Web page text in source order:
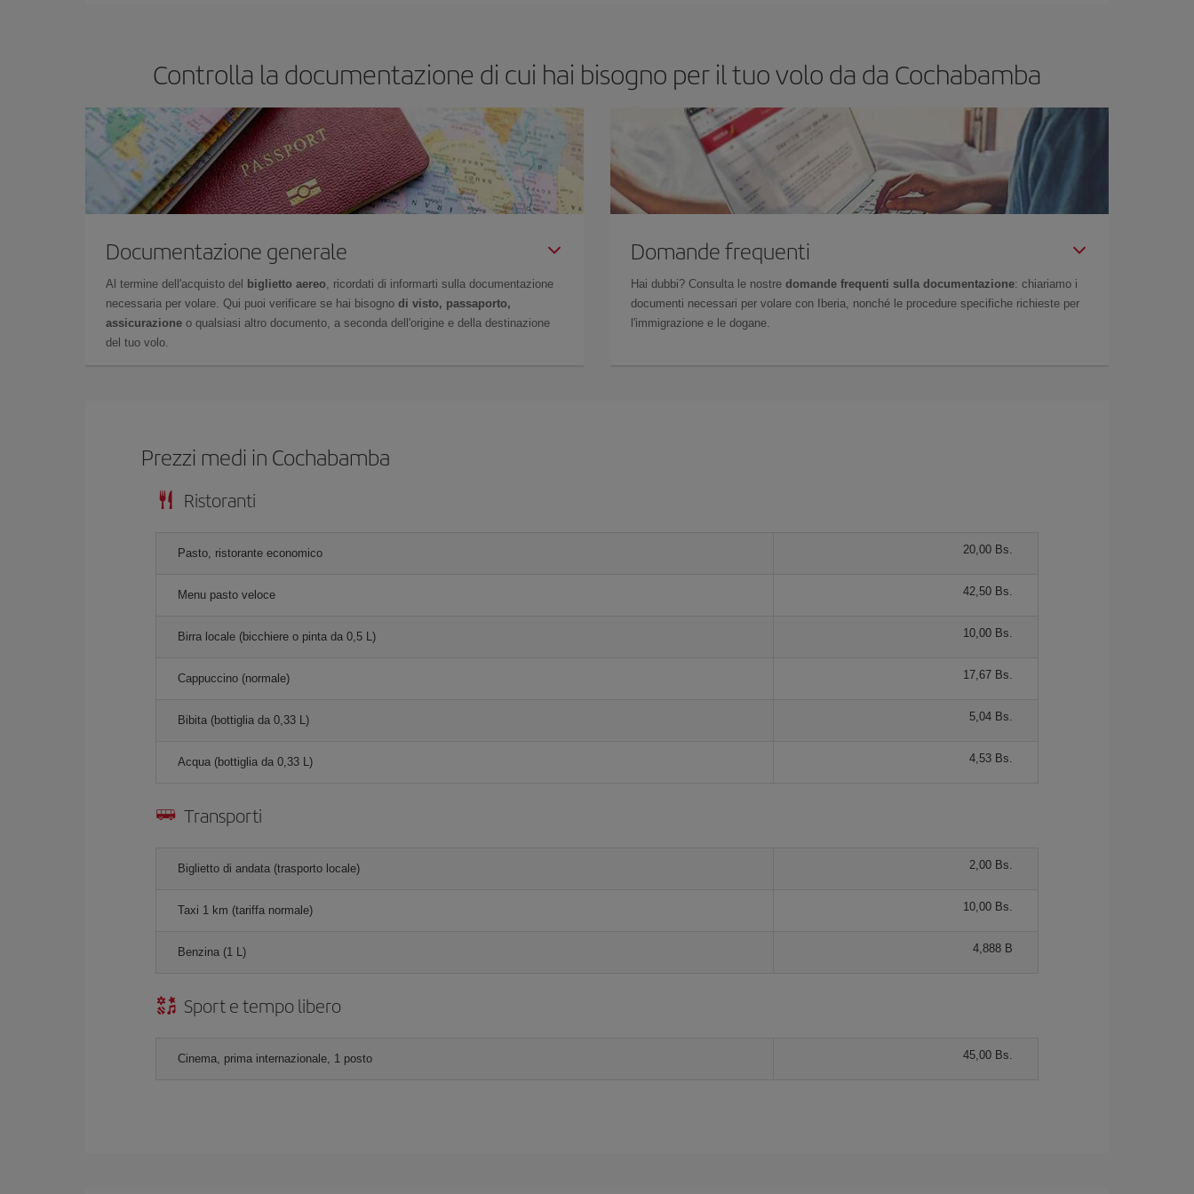
Controlla la documentazione di cui hai bisogno per il tuo volo da da Cochabamba
Documentazione generale
Al termine dell'acquisto del biglietto aereo , ricordati di informarti sulla documentazione
necessaria per volare. Qui puoi verificare se hai bisogno di visto, passaporto,
assicurazione o qualsiasi altro documento, a seconda dell'origine e della destinazione
del tuo volo.
Domande frequenti
Hai dubbi? Consulta le nostre domande frequenti sulla documentazione: chiariamo i
documenti necessari per volare con Iberia, nonché le procedure specifiche richieste per
l'immigrazione e le dogane.
Prezzi medi in Cochabamba
Ristoranti
Pasto, ristorante economico 20,00 Bs.
Menu pasto veloce 42,50 Bs.
Birra locale (bicchiere o pinta da 0,5 L) 10,00 Bs.
Cappuccino (normale) 17,67 Bs.
Bibita (bottiglia da 0,33 L) 5,04 Bs.
Acqua (bottiglia da 0,33 L) 4,53 Bs.
Transporti
Biglietto di andata (trasporto locale) 2,00 Bs.
Taxi 1 km (tariffa normale) 10,00 Bs.
Benzina (1 L) 4,888 B
Sport e tempo libero
Cinema, prima internazionale, 1 posto 45,00 Bs.